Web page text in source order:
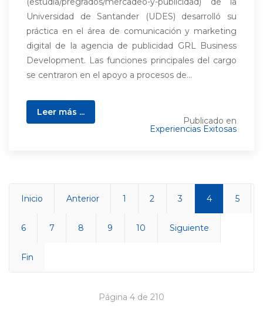
Universidad de Santander (UDES) desarrolló su
práctica en el área de comunicación y marketing
digital de la agencia de publicidad GRL Business
Development. Las funciones principales del cargo
se centraron en el apoyo a procesos de...
Leer más ...
Publicado en
Experiencias Exitosas
Inicio Anterior 1 2 3 4 5
6 7 8 9 10 Siguiente
Fin
Página 4 de 210